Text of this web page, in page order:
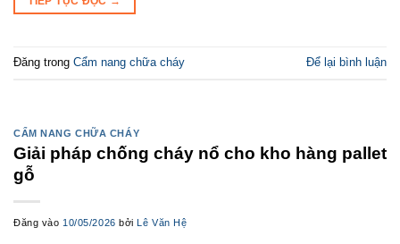
Đăng trong Cẩm nang chữa cháy Để lại bình luận
CẨM NANG CHỮA CHÁY
Giải pháp chống cháy nổ cho kho hàng pallet
gỗ
Đăng vào 10/05/2026 bởiLê Văn Hệ